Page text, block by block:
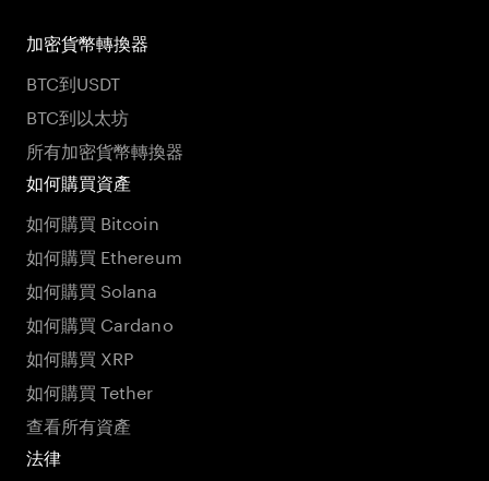
加密貨幣轉換器
BTC到USDT
BTC到以太坊
所有加密貨幣轉換器
如何購買資產
如何購買 Bitcoin
如何購買 Ethereum
如何購買 Solana
如何購買 Cardano
如何購買 XRP
如何購買 Tether
查看所有資產
法律